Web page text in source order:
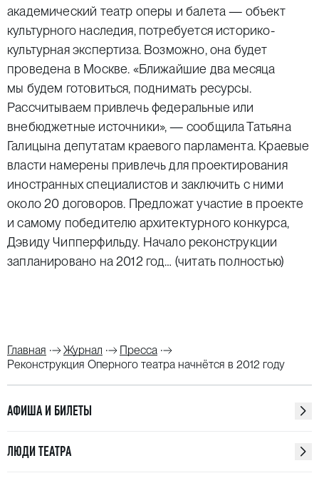
академический театр оперы и балета — объект
культурного наследия, потребуется историко-
культурная экспертиза. Возможно, она будет
проведена в Москве. «Ближайшие два месяца
мы будем готовиться, поднимать ресурсы.
Рассчитываем привлечь федеральные или
внебюджетные источники», — сообщила Татьяна
Галицына депутатам краевого парламента. Краевые
власти намерены привлечь для проектирования
иностранных специалистов и заключить с ними
около 20 договоров. Предложат участие в проекте
и самому победителю архитектурного конкурса,
Дэвиду Чипперфильду. Начало реконструкции
запланировано на 2012 год… (читать полностью)
Главная Журнал
Пресса
Реконструкция Оперного театра начнётся в 2012 году
АФИША И БИЛЕТЫ
ЛЮДИ ТЕАТРА